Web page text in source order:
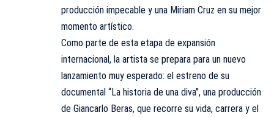
producción impecable y una Miriam Cruz en su mejor
momento artístico.
Como parte de esta etapa de expansión
internacional, la artista se prepara para un nuevo
lanzamiento muy esperado: el estreno de su
documental “La historia de una diva”, una producción
de Giancarlo Beras, que recorre su vida, carrera y el